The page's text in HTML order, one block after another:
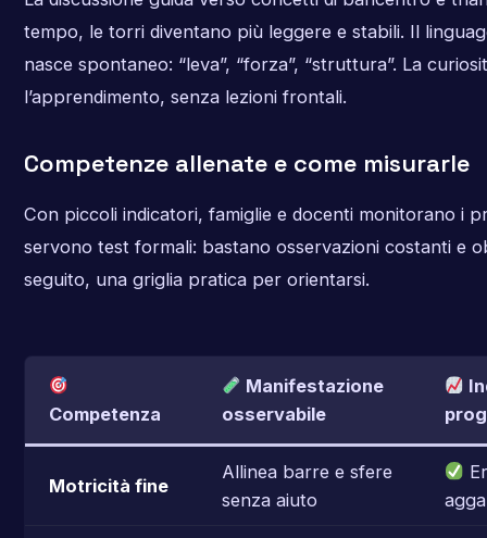
tempo, le torri diventano più leggere e stabili. Il
nasce spontaneo: “leva”, “forza”, “struttura”. La
l’apprendimento, senza lezioni frontali.
Competenze allenate e come misurarle
Con piccoli indicatori, famiglie e docenti monitorano i
servono test formali: bastano osservazioni costanti e
seguito, una griglia pratica per orientarsi.
Competenza
Manifestazione
osservabile
Motricità fine
Allinea barre e sfere
senza aiuto